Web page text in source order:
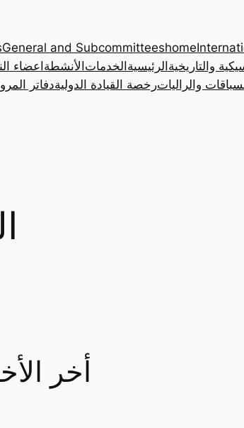
General and Subcommitteeshome
اعضاء الأنشطة الخدمات الرئيسية والتاريخية
دفاتررخصة القيادة الدوليةوالراليات
أخر